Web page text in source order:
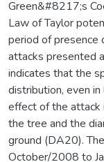
Green&#8217;s
Law of Taylor
period of presence
attacks presented
indicates that the
distribution, even
effect of the
the tree and the
ground (DA20).
October/2008 to